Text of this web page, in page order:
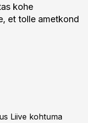
kohe
et tolle ametkond
Liive kohtuma